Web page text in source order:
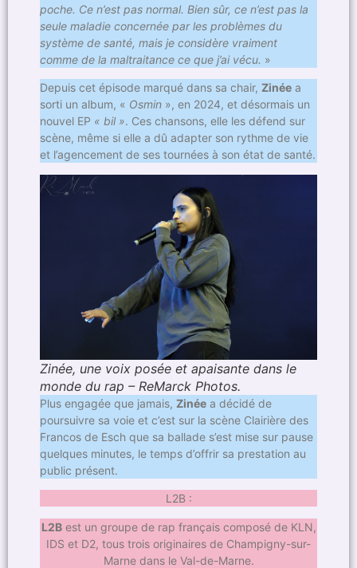
poche. Ce n’est pas normal. Bien sûr, ce n’est pas la
seule maladie concernée par les problèmes du
système de santé, mais je considère vraiment
comme de la maltraitance ce que j’ai vécu. »
Depuis cet épisode marqué dans sa chair, Zinée a
sorti un album, « Osmin », en 2024, et désormais un
nouvel EP « bil ». Ces chansons, elle les défend sur
scène, même si elle a dû adapter son rythme de vie
et l’agencement de ses tournées à son état de santé.
Zinée, une voix posée et apaisante dans le
monde du rap – ReMarck Photos.
Plus engagée que jamais, Zinée a décidé de
poursuivre sa voie et c’est sur la scène Clairière des
Francos de Esch que sa ballade s’est mise sur pause
quelques minutes, le temps d’offrir sa prestation au
public présent.
L2B :
L2Best un groupe de rap français composé de KLN,
IDS et D2, tous trois originaires de Champigny-sur-
Marne dans le Val-de-Marne.